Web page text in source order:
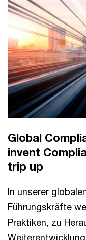
Global
invent
trip up
In unserer
Führungskräfte
Praktiken, zu